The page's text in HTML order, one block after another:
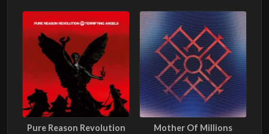
Pure Reason Revolution Mother Of Millions